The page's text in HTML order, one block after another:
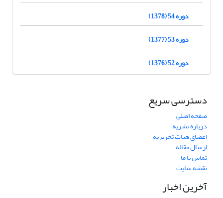
دوره 54 (1378)
دوره 53 (1377)
دوره 52 (1376)
دسترسی سریع
صفحه اصلی
درباره نشریه
اعضای هیات تحریریه
ارسال مقاله
تماس با ما
نقشه سایت
آخرین اخبار